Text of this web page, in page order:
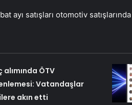
ayı satışları otomotiv
alımında ÖTV
Vatandaşlar
akın etti